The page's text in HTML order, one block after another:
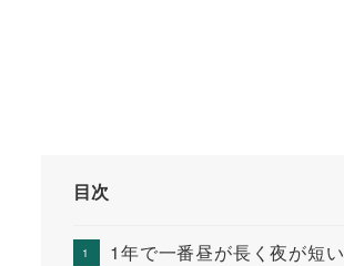
目次
1年で一番昼が長く夜が短い